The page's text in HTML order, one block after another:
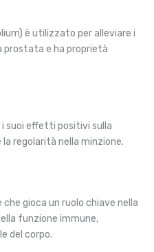
è utilizzato per alleviare i
prostata e ha proprietà
suoi effetti positivi sulla
regolarità nella minzione.
gioca un ruolo chiave nella
funzione immune,
del corpo.